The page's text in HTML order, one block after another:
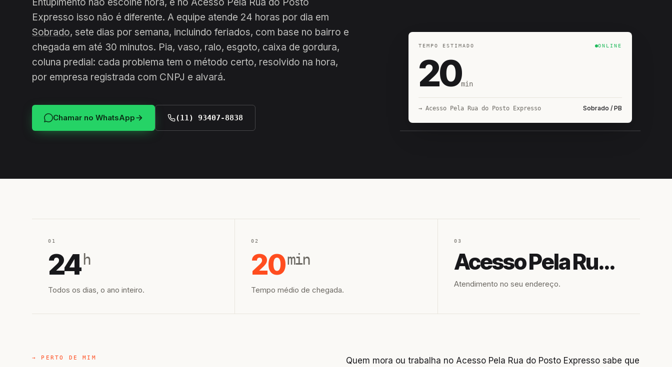
Expresso isso não é diferente. A equipe atende 24 horas por dia em
Sobrado, sete dias por semana, incluindo feriados, com base no bairro e
chegada em até 30 minutos. Pia, vaso, ralo, esgoto, caixa de gordura,
coluna predial: cada problema tem o método certo, resolvido na hora,
por empresa registrada com CNPJ e alvará.
Chamar no WhatsApp (11) 93407-8838
TEMPO ESTIMADO ONLINE
20min
→ Acesso Pela Rua do Posto Expresso Sobrado / PB
01
24 h
Todos os dias, o ano inteiro.
02
20min
Tempo médio de chegada.
03
Acesso Pela Rua do Posto Expresso
Atendimento no seu endereço.
→ PERTO DE MIM
Quem mora ou trabalha no Acesso Pela Rua do Posto Expresso sabe que